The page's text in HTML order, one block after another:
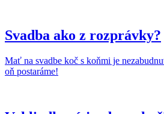
Svadba ako z rozprávky?
Mať na svadbe koč s koňmi je
oň postaráme!